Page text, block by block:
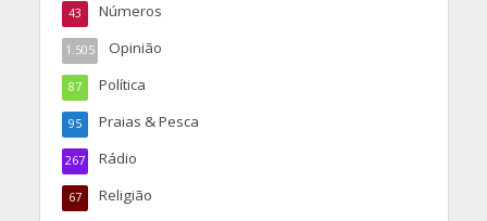
Números
43
Opinião
1.505
Política
87
Praias & Pesca
95
Rádio
267
Religião
67